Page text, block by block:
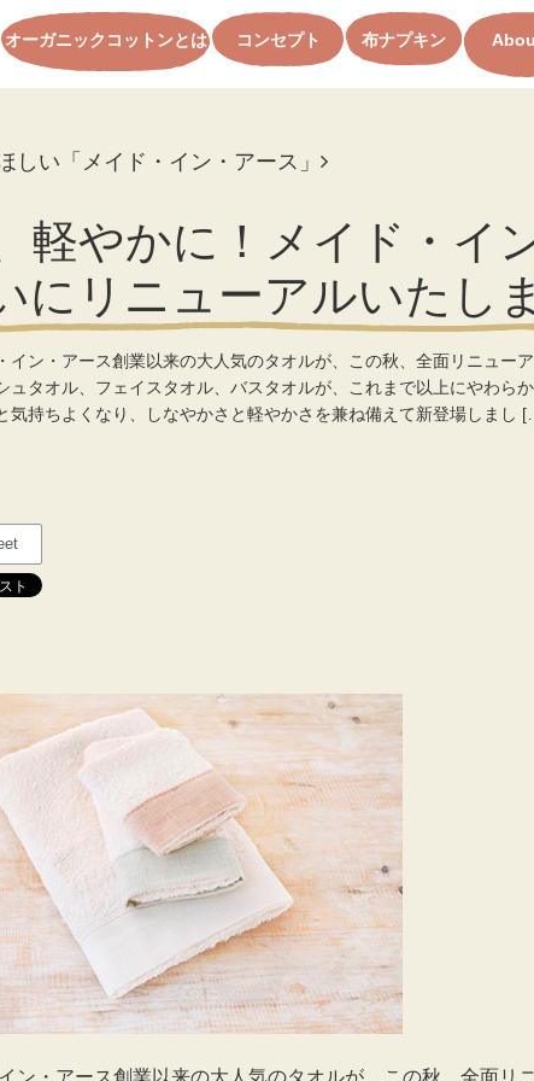
オーガニックコットンとは コンセプト 布ナプキン
しい「メイド・イン・アース」
軽やかに！メイド・イ
にリニューアルいたし
イン・アース創業以来の大人気のタオルが、この秋、全面リニュ
ュタオル、フェイスタオル、バスタオルが、これまで以上にやわら
気持ちよくなり、しなやかさと軽やかさを兼ね備えて新登場しまし
ン・アース創業以来の大人気のタオルが、この秋、全面リ